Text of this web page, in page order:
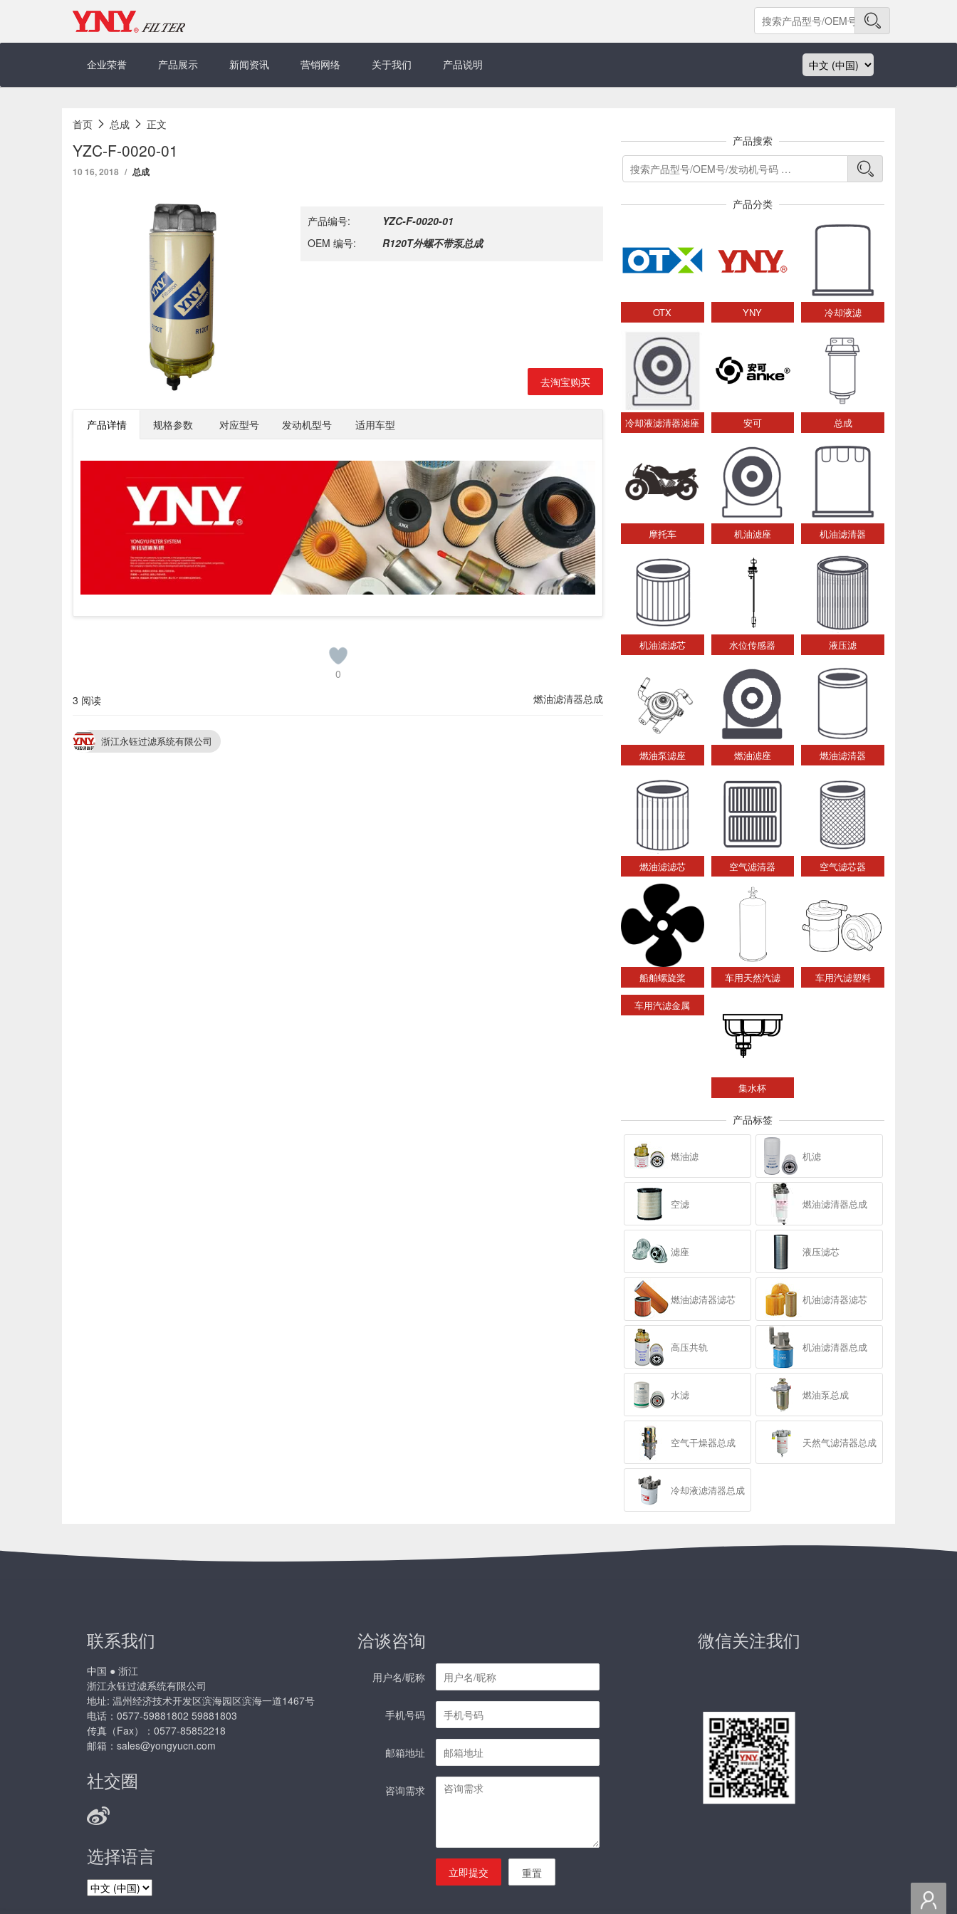
企业荣誉
产品展示 新闻资讯 营销网络 关于我们 产品说明
首页 总成 正文
YZC-F-0020-01
10 16, 2018 总成
产品编号:
YZC-F-0020-01
OEM 编号:
R120T外螺不带泵总成
去淘宝购买
产品详情 规格参数 对应型号 发动机型号 适用车型
0
3 阅读
燃油滤清器总成
浙江永钰过滤系统有限公司
产品搜索
产品分类
OTX YNY 冷却液滤
冷却液滤清器滤座 安可 总成
摩托车 机油滤座 机油滤清器
机油滤滤芯 水位传感器 液压滤
燃油泵滤座 燃油滤座 燃油滤清器
燃油滤滤芯 空气滤清器 空气滤芯器
船舶螺旋桨 车用天然汽滤 车用汽滤塑料
车用汽滤金属
集水杯
产品标签
燃油滤 机滤
空滤 燃油滤清器总成
滤座 液压滤芯
燃油滤清器滤芯 机油滤清器滤芯
高压共轨 机油滤清器总成
水滤 燃油泵总成
空气干燥器总成 天然气滤清器总成
冷却液滤清器总成
联系我们
中国 ● 浙江
浙江永钰过滤系统有限公司
地址: 温州经济技术开发区滨海园区滨海一道1467号
电话：0577-59881802 59881803
传真（Fax）：0577-85852218
邮箱： sales@yongyucn.com
社交圈
选择语言
选
洽谈咨询
用户名/昵称
手机号码
邮箱地址
咨询需求
立即提交 重置
微信关注我们
